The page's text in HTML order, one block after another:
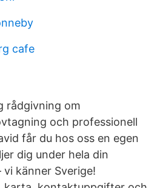
cafe
rådgivning om
och professionell
får du hos oss en egen
dig under hela din
känner Sverige!